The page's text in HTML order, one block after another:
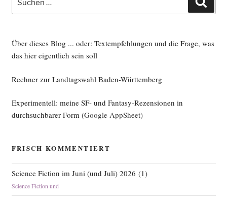
nach:
Über dieses Blog ... oder: Textempfehlungen und die Frage, was
das hier eigentlich sein soll
Rechner zur Landtagswahl Baden-Württemberg
Experimentell: meine SF- und Fantasy-Rezensionen in
durchsuchbarer Form(Google AppSheet)
FRISCH KOMMENTIERT
Science Fiction im Juni (und Juli) 2026 (1)
Science Fiction und